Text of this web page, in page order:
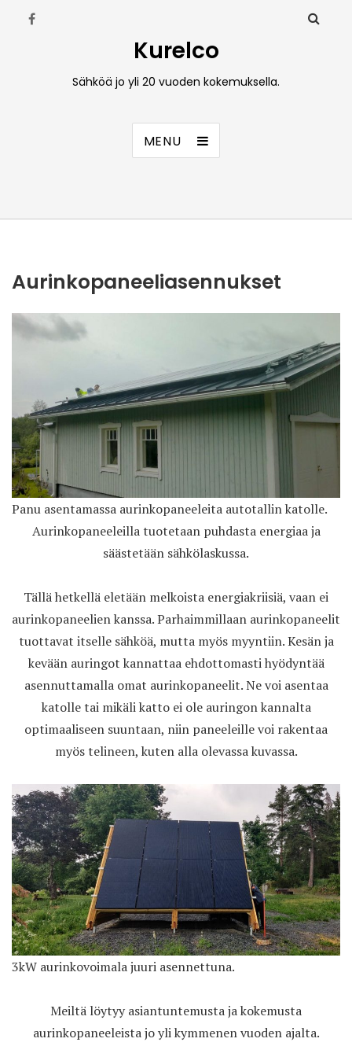
Kurelco
Sähköä jo yli 20 vuoden kokemuksella.
MENU
Aurinkopaneeliasennukset
Panu asentamassa aurinkopaneeleita autotallin katolle.
Aurinkopaneeleilla tuotetaan puhdasta energiaa ja
säästetään sähkölaskussa.
Tällä hetkellä eletään melkoista energiakriisiä, vaan ei
aurinkopaneelien kanssa. Parhaimmillaan aurinkopaneelit
tuottavat itselle sähköä, mutta myös myyntiin. Kesän ja
kevään auringot kannattaa ehdottomasti hyödyntää
asennuttamalla omat aurinkopaneelit. Ne voi asentaa
katolle tai mikäli katto ei ole auringon kannalta
optimaaliseen suuntaan, niin paneeleille voi rakentaa
myös telineen, kuten alla olevassa kuvassa.
3kW aurinkovoimala juuri asennettuna.
Meiltä löytyy asiantuntemusta ja kokemusta
aurinkopaneeleista jo yli kymmenen vuoden ajalta.